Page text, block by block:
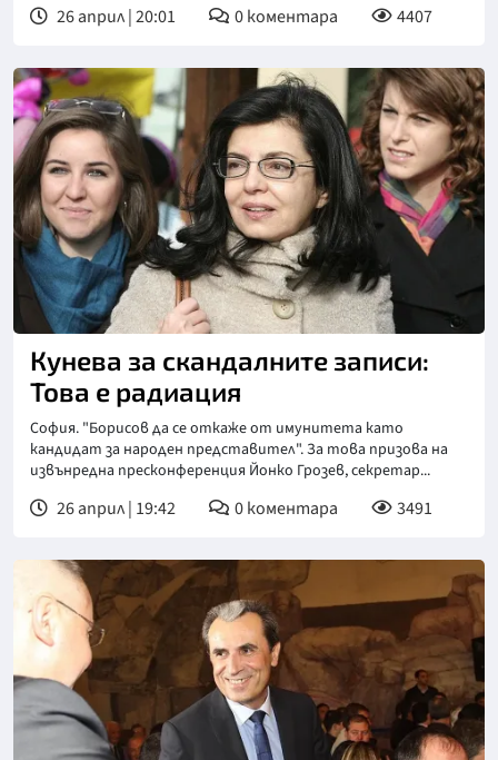
26 април | 20:01 0коментара 4407
Кунева за скандалните записи:
Това е радиация
София. "Борисов да се откаже от имунитета като
кандидат за народен представител". За това призова на
извънредна пресконференция Йонко Грозев, секретар...
26 април | 19:42 0коментара 3491